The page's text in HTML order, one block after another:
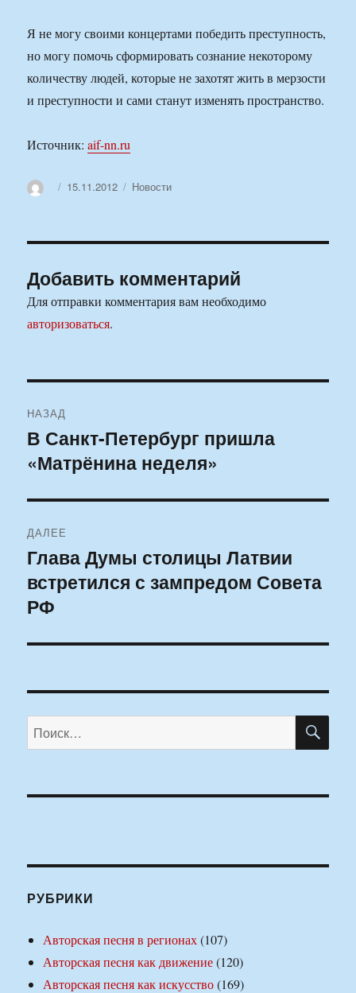
Я не могу своими концертами победить преступность,
но могу помочь сформировать сознание некоторому
количеству людей, которые не захотят жить в мерзости
и преступности и сами станут изменять пространство.
Источник:aif-nn.ru
АвторОпубликовано
15.11.2012 Рубрики
Новости
Добавить комментарий
Для отправки комментария вам необходимо
авторизоваться.
по
записям
НАЗАД
Предыдущая
запись:
В Санкт-Петербург пришла
«Матрёнина неделя»
ДАЛЕЕ
Следующая
запись:
Глава Думы столицы Латвии
встретился с зампредом Совета
РФ
Искать:
РУБРИКИ
Авторская песня в регионах(107)
Авторская песня как движение(120)
Авторская песня как искусство(169)